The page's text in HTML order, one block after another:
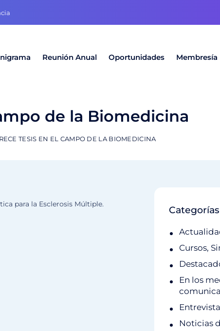
Reunión Anual Oportunidades Membresía
de la Biomedicina
TESIS EN EL CAMPO DE LA BIOMEDICINA
para la Esclerosis Múltiple.
Cursos,
En los
Noticias